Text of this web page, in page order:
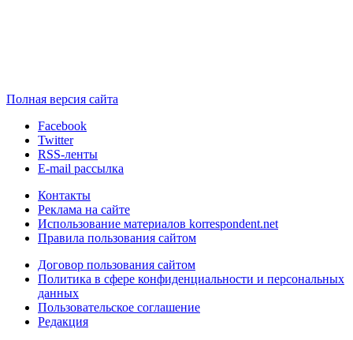
Полная версия сайта
Facebook
Twitter
RSS-ленты
E-mail рассылка
Контакты
Реклама на сайте
Использование материалов korrespondent.net
Правила пользования сайтом
Договор пользования сайтом
Политика в сфере конфиденциальности и персональных
данных
Пользовательское соглашение
Редакция